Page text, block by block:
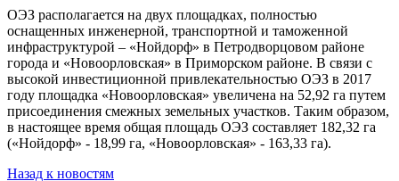
ОЭЗ располагается на двух площадках, полностью
оснащенных инженерной, транспортной и таможенной
инфраструктурой – «Нойдорф» в Петродворцовом районе
города и «Новоорловская» в Приморском районе. В связи с
высокой инвестиционной привлекательностью ОЭЗ в 2017
году площадка «Новоорловская» увеличена на 52,92 га путем
присоединения смежных земельных участков. Таким образом,
в настоящее время общая площадь ОЭЗ составляет 182,32 га
(«Нойдорф» - 18,99 га, «Новоорловская» - 163,33 га).
Назад к новостям